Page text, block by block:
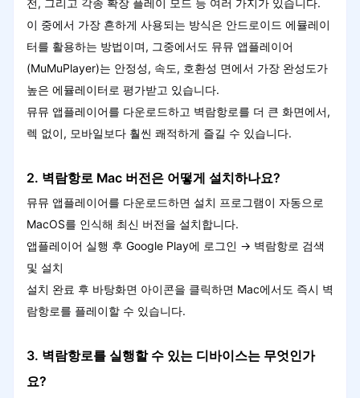
전, 그리고 각종 확장 플레이 모드 등 여러 가지가 있습니다.
이 중에서 가장 흔하게 사용되는 방식은 안드로이드 에뮬레이
터를 활용하는 방법이며, 그중에서도 뮤뮤 앱플레이어
(MuMuPlayer)는 안정성, 속도, 호환성 면에서 가장 완성도가
높은 에뮬레이터로 평가받고 있습니다.
뮤뮤 앱플레이어를 다운로드하고 벽람항로를 더 큰 화면에서,
렉 없이, 모바일보다 훨씬 쾌적하게 즐길 수 있습니다.
2. 벽람항로 Mac 버전은 어떻게 설치하나요?
뮤뮤 앱플레이어를 다운로드하면 설치 프로그램이 자동으로
MacOS를 인식해 최신 버전을 설치합니다.
앱플레이어 실행 후 Google Play에 로그인 → 벽람항로 검색
및 설치
설치 완료 후 바탕화면 아이콘을 클릭하면 Mac에서도 즉시 벽
람항로를 플레이할 수 있습니다.
3. 벽람항로를 실행할 수 있는 디바이스는 무엇인가
요?